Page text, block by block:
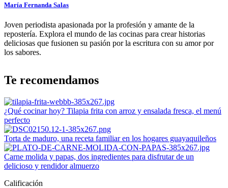
María Fernanda Salas
Joven periodista apasionada por la profesión y amante de la
repostería. Explora el mundo de las cocinas para crear historias
deliciosas que fusionen su pasión por la escritura con su amor por
los sabores.
Te recomendamos
¿Qué cocinar hoy? Tilapia frita con arroz y ensalada fresca, el menú
perfecto
Torta de maduro, una receta familiar en los hogares guayaquileños
Carne molida y papas, dos ingredientes para disfrutar de un
delicioso y rendidor almuerzo
Calificación